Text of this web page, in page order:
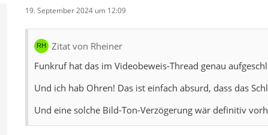
19. September 2024 um 12:09
Zitat von Rheiner
Funkruf hat das im Videobeweis-Thread genau
Und ich hab Ohren! Das ist einfach absurd, dass das
Und eine solche Bild-Ton-Verzögerung wär definitiv